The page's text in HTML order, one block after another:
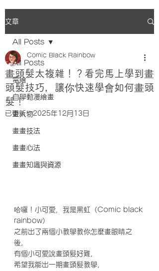
文章
All Posts
電繪
自學動漫繪畫
畫人物
畫畫技法
畫畫心法
畫畫知識與資源
All Posts
畫頭髮太複雜！？看完馬上學到畫
頭髮技巧，讓你快速學會如何畫頭
髮！
Comic Black Rainbow
已更新：2025年12月13日
哈囉！小可愛，我是黑虹（Comic black
rainbow）
之前出了兩個小教學教你怎麼畫眼睛之
後，
有個小可愛說畫頭髮好難，
希望我能出一期畫頭髮教學，